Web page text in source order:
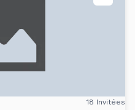
18 Invitées